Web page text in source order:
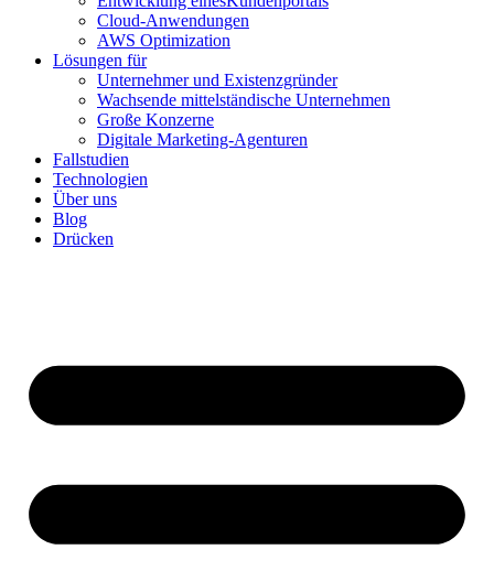
Cloud-Anwendungen
AWS Optimization
Lösungen für
Unternehmer und Existenzgründer
Wachsende mittelständische Unternehmen
Große Konzerne
Digitale Marketing-Agenturen
Fallstudien
Technologien
Über uns
Blog
Drücken